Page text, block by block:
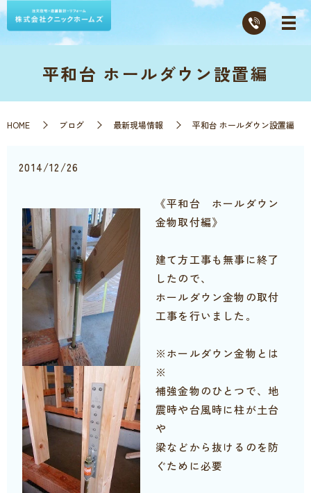
平和台 ホールダウン設置編
HOME ブログ 最新現場情報 平和台 ホールダウン設置編
2014/12/26
《平和台 ホールダウン
金物取付編》
建て方工事も無事に終了
したので、
ホールダウン金物の取付
工事を行いました。
※ホールダウン金物とは
※
補強金物のひとつで、地
震時や台風時に柱が土台
や
梁などから抜けるのを防
ぐために必要